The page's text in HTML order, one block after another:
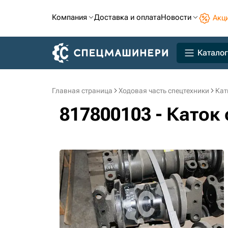
Компания Доставка и оплатаНовости
Каталог
Главная страница Ходовая часть спецтехники
817800103 -